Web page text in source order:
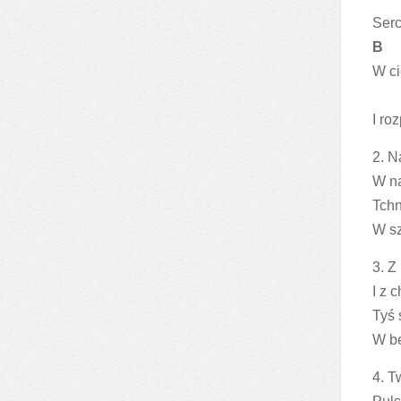
W
I
2.
W
W
3. Z
I z
Tyś
W
4.